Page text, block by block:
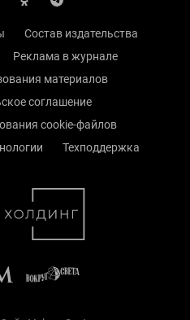
Состав издательства
Реклама в журнале
материалов
соглашение
cookie-файлов
Техподдержка